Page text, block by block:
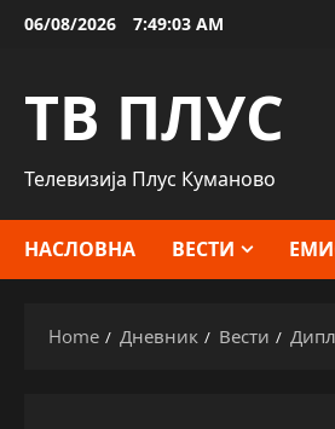
Skip06/08/2026 7:49:04 AM
ТВ ПЛУС
Телевизија Плус Куманово
НАСЛОВНА ВЕСТИ
Home Дневник Вести